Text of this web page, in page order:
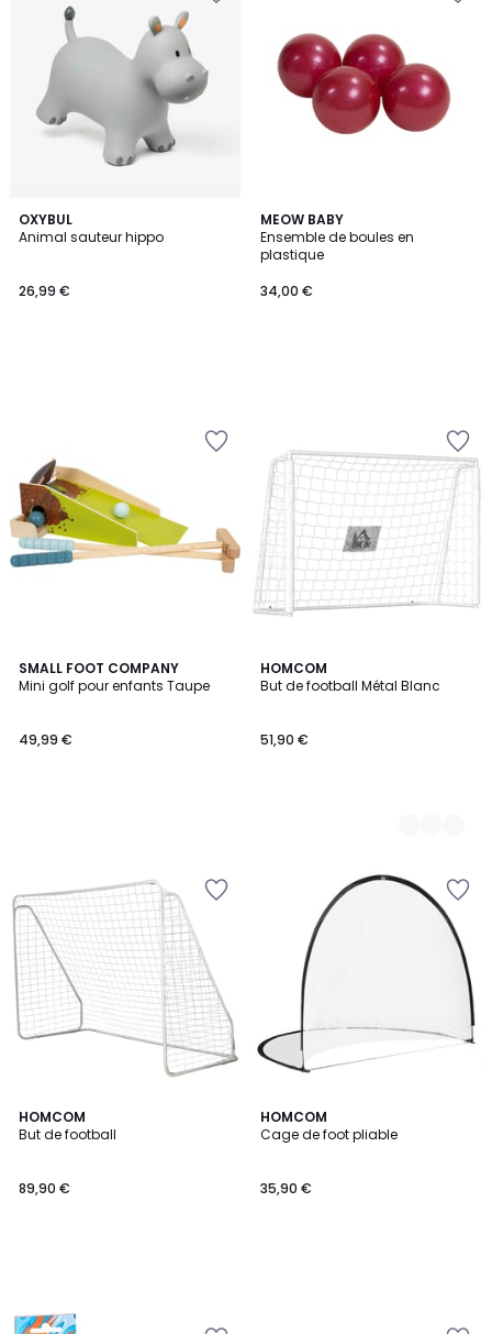
OXYBUL
Animal sauteur hippo
26,99 €
MEOW BABY
Ensemble de boules en
plastique
34,00 €
SMALL FOOT COMPANY
Mini golf pour enfants Taupe
49,99 €
HOMCOM
But de football Métal Blanc
51,90 €
2
Couleurs
HOMCOM
But de football
89,90 €
HOMCOM
Cage de foot pliable
35,90 €